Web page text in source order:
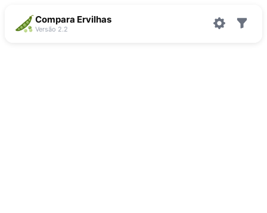
Compara Ervilhas
Versão 2.2